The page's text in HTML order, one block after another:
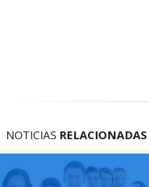
NOTICIAS RELACIONADAS